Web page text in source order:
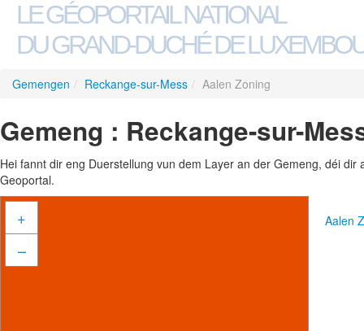
LE GÉOPORTAIL NATIONAL
DU GRAND-DUCHÉ DE
Gemengen / Reckange-sur-Mess / Aalen Zoning
Gemeng : Reckange-sur-
Hei fannt dir eng Duerstellung vun dem Layer an der Gemeng, déi
Geoportal.
+
–
Aalen